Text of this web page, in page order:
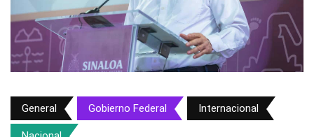
General Gobierno Federal Internacional